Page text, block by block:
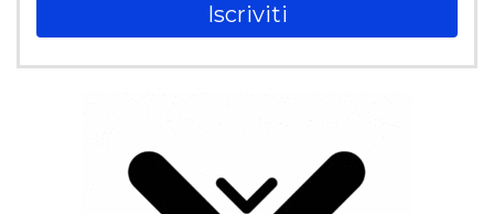
Iscriviti